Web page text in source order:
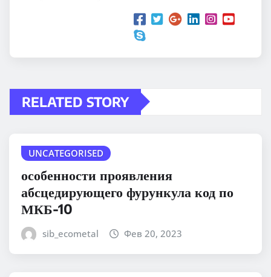
RELATED STORY
UNCATEGORISED
особенности проявления
абсцедирующего фурункула код по
МКБ-10
sib_ecometal Фев 20, 2023